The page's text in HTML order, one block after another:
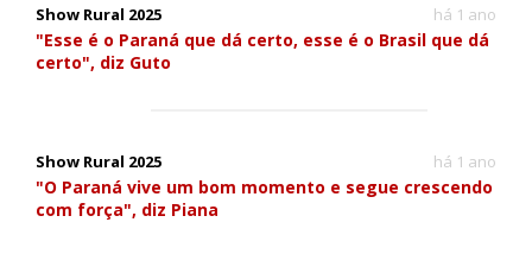
Show Rural 2025 há 1 ano
"Esse é o Paraná que dá certo, esse é o Brasil que dá
certo", diz Guto
Show Rural 2025 há 1 ano
"O Paraná vive um bom momento e segue crescendo
com força", diz Piana